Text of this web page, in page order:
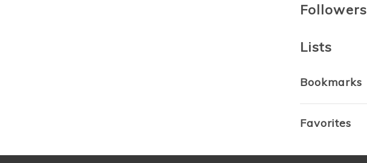
Followers
Lists
Bookmarks
Favorites